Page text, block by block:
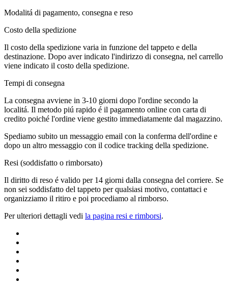
Modalitá di pagamento, consegna e reso
Costo della spedizione
Il costo della spedizione varia in funzione del tappeto e della
destinazione. Dopo aver indicato l'indirizzo di consegna, nel carrello
viene indicato il costo della spedizione.
Tempi di consegna
La consegna avviene in 3-10 giorni dopo l'ordine secondo la
localitá. Il metodo piú rapido é il pagamento online con carta di
credito poiché l'ordine viene gestito immediatamente dal magazzino.
Spediamo subito un messaggio email con la conferma dell'ordine e
dopo un altro messaggio con il codice tracking della spedizione.
Resi (soddisfatto o rimborsato)
Il diritto di reso é valido per 14 giorni dalla consegna del corriere. Se
non sei soddisfatto del tappeto per qualsiasi motivo, contattaci e
organizziamo il ritiro e poi procediamo al rimborso.
Per ulteriori dettagli vedi la pagina resi e rimborsi.